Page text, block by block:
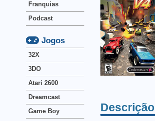
Descrição
Franquias
Podcast
Jogos
32X
3DO
Atari 2600
Dreamcast
Game Boy